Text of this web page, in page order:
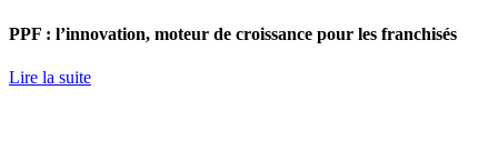
PPF : l’innovation, moteur de croissance pour les franchisés
Lire la suite